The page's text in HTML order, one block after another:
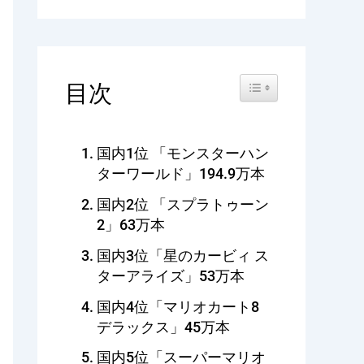
目次 Toggle Table of Content
国内1位 「モンスターハン
ターワールド」194.9万本
国内2位 「スプラトゥーン
2」63万本
国内3位「星のカービィ ス
ターアライズ」53万本
国内4位「マリオカート8
デラックス」45万本
国内5位「スーパーマリオ